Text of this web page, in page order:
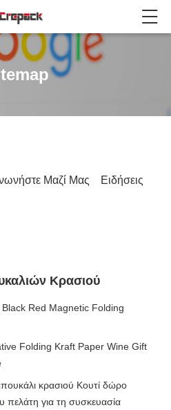
Μαζί Μας
Ειδήσεις
Κρασιού
Red Magnetic Folding
Folding Kraft Paper Wine Gift
κρασιού Κουτί δώρο
πελάτη για τη συσκευασία